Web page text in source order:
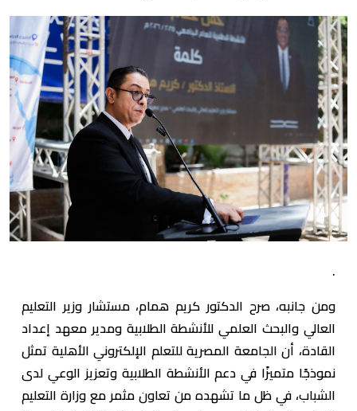
.
ومن جانبه، صرح الدكتور كريم همام، مستشار وزير التعليم
العالي والبحث العلمي للأنشطة الطلابية ومدير معهد إعداد
القادة، أن الجامعة المصرية للتعلم الإلكتروني الأهلية تمثل
نموذجًا متميزًا في دعم الأنشطة الطلابية وتعزيز الوعي لدى
الشباب، في ظل ما تشهده من تعاون مثمر مع وزارة التعليم